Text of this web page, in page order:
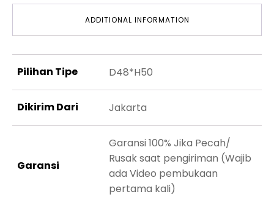
ADDITIONAL INFORMATION
Pilihan Tipe D48*H50
Dikirim Dari Jakarta
Garansi
Garansi 100% Jika Pecah/
Rusak saat pengiriman (Wajib
ada Video pembukaan
pertama kali)